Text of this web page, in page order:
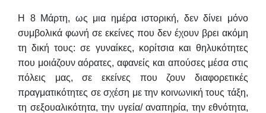
H 8 Μάρτη, ως μια ημέρα ιστορική, δεν δίνει μόνο
συμβολικά φωνή σε εκείνες που δεν έχουν βρει ακόμη
τη δική τους: σε γυναίκες, κορίτσια και θηλυκότητες
που μοιάζουν αόρατες, αφανείς και απούσες μέσα στις
πόλεις μας, σε εκείνες που ζουν διαφορετικές
πραγματικότητες σε σχέση με την κοινωνική τους τάξη,
τη σεξουαλικότητα, την υγεία/ αναπηρία, την εθνότητα,